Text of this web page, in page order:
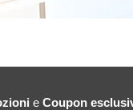
e Coupon